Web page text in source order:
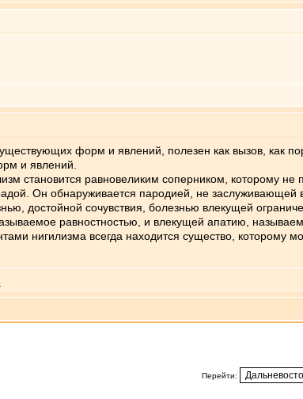
форм и явлений, полезен как вызов, как
и явлений.
становится равновеликим соперником, которому не
Он обнаруживается пародией, не заслуживающей
достойной сочувствия, болезнью влекущей
равностностью, и влекущей апатию,
нигилизма всегда находится существо, которому
Перейти: